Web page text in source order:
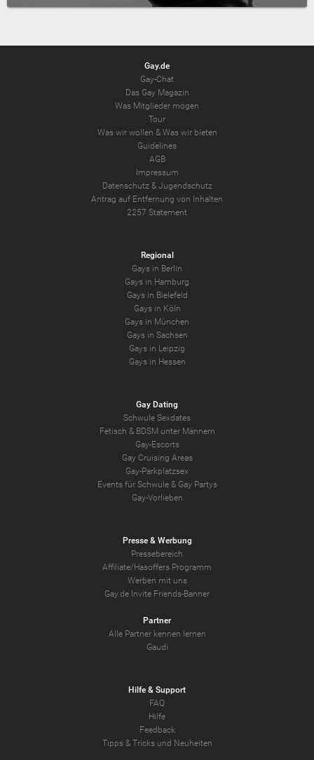
Gay.de
Gay-Chat
Das Gay Magazin
Was Mitglieder mögen
Tour
Was wir wollen & Was wir bieten
Guidelines
AGB
Impressum
Datenschutz& Jugendschutz
Antrag auf Entfernung von Inhalten
2257 Statement
Regional
Gays in Berlin
Gays in Hamburg
Gays in Bielefeld
Gays in Köln
Gays in München
Gays in Sachsen
Gays in Leipzig
Gays in Hessen
Gay Dating
Schwule Sexdates
Fetisch & BDSM unter Männern
Gay-Escorts
Gay Cruising Areas
Gay-Parkplatzsex
Events für Schwule & Gay Partys
Gay-Vorlieben
Presse & Werbung
Pressebereich
Affiliate/Hasoffers Programm
Werben mit uns
Gay.de Invite Friends-Banner
Partner
Alle Partner kennen lernen
Gaudi
Hilfe & Support
FAQ
Hilfe
Feedback
Tipps & Tricks und Neuheiten